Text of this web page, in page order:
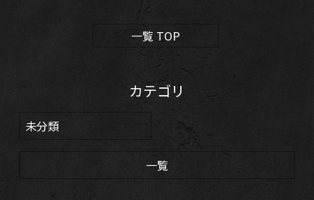
一覧 TOP
カテゴリ
未分類
一覧